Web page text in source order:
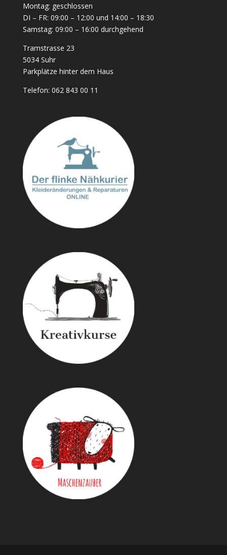
Montag: geschlossen
DI – FR: 09:00 – 12:00 und 14:00 – 18:30
Samstag: 09:00 – 16:00 durchgehend
Tramstrasse 23
5034 Suhr
Parkplätze hinter dem Haus
Telefon: 062 843 00 11